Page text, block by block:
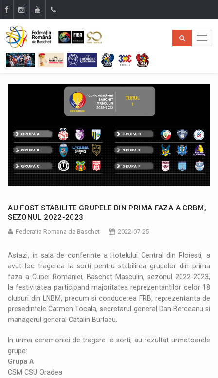
AU FOST STABILITE GRUPELE DIN PRIMA FAZA A CRBM,
SEZONUL 2022-2023
Federatia Romana de Baschet 2022-07-25
Astazi, in sala de conferinte a Hotelului Central din Ploiesti, a
avut loc tragerea la sorti pentru stabilirea grupelor din prima
faza a Cupei Romaniei, Baschet Masculin, sezonul 2022-2023,
la festivitatea participand majoritatea reprezentantilor celor 18
cluburi din LNBM, precum si conducerea FRB, reprezentanta de
presedintele Carmen Tocala, secretarul general Dan Berceanu si
managerul general Catalin Burlacu.
In urma ceremoniei de tragere la sorti, au rezultat urmatoarele
grupe:
Grupa A
CSM CSU Oradea